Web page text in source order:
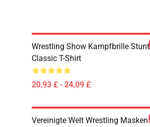
Wrestling Show Kampfbrille Stunt
Classic T-Shirt
20,93 £ - 24,09 £
Vereinigte Welt Wrestling Masken